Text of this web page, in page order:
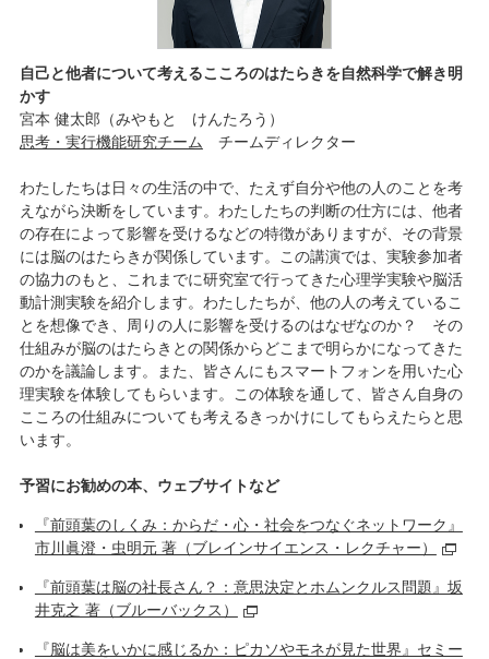
自己と他者について考えるこころのはたらきを自然科学で解き明
かす
宮本 健太郎（みやもと けんたろう）
思考・実行機能研究チーム
チームディレクター
わたしたちは日々の生活の中で、たえず自分や他の人のことを考
えながら決断をしています。わたしたちの判断の仕方には、他者
の存在によって影響を受けるなどの特徴がありますが、その背景
には脳のはたらきが関係しています。この講演では、実験参加者
の協力のもと、これまでに研究室で行ってきた心理学実験や脳活
動計測実験を紹介します。わたしたちが、他の人の考えているこ
とを想像でき、周りの人に影響を受けるのはなぜなのか？ その
仕組みが脳のはたらきとの関係からどこまで明らかになってきた
のかを議論します。また、皆さんにもスマートフォンを用いた心
理実験を体験してもらいます。この体験を通して、皆さん自身の
こころの仕組みについても考えるきっかけにしてもらえたらと思
います。
予習にお勧めの本、ウェブサイトなど
『前頭葉のしくみ：からだ・心・社会をつなぐネットワーク』
市川眞澄・虫明元 著（ブレインサイエンス・レクチャー）
『前頭葉は脳の社長さん？：意思決定とホムンクルス問題』坂
井克之 著（ブルーバックス）
『脳は美をいかに感じるか：ピカソやモネが見た世界』セミー